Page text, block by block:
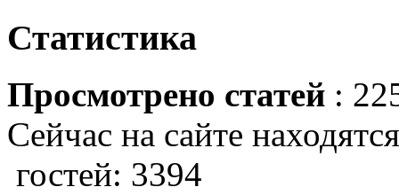
Статистика
Просмотрено статей :
Сейчас на сайте
гостей: 3394